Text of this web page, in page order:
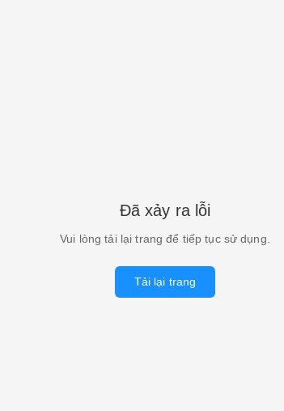
Đã xảy ra lỗi
Vui lòng tải lại trang để tiếp tục sử dụng.
Tải lại trang